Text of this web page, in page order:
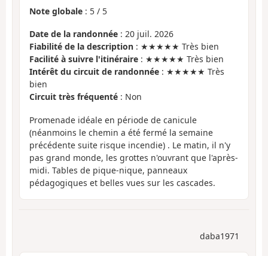
Note globale : 5 / 5
Date de la randonnée : 20 juil. 2026
Fiabilité de la description : ★★★★★ Très bien
Facilité à suivre l'itinéraire : ★★★★★ Très bien
Intérêt du circuit de randonnée : ★★★★★ Très
bien
Circuit très fréquenté : Non
Promenade idéale en période de canicule
(néanmoins le chemin a été fermé la semaine
précédente suite risque incendie) . Le matin, il n'y
pas grand monde, les grottes n'ouvrant que l'après-
midi. Tables de pique-nique, panneaux
pédagogiques et belles vues sur les cascades.
daba1971